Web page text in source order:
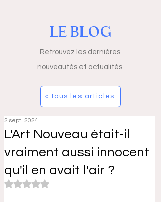
LE BLOG
Retrouvez les dernières
nouveautés et actualités
< tous les articles
L'Art Nouveau était-il
vraiment aussi innocent
qu'il en avait l'air ?
2 sept. 2024
Noté NaN étoiles sur 5.